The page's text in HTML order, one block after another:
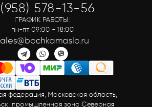
федерация, Московская область,
промышленная зона Северная
578-13-56
ГРАФИК РАБОТЫ:
пн-пт 09:00 - 18:00